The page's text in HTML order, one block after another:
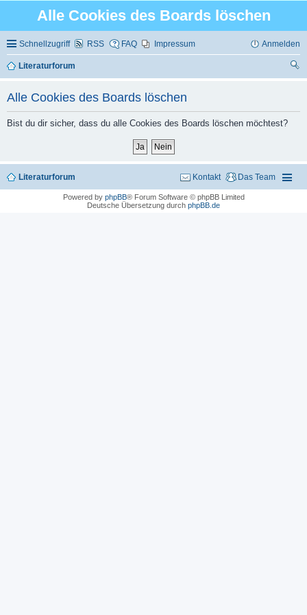
Alle Cookies des Boards löschen
Schnellzugriff RSS FAQ Impressum Anmelden
Literaturforum
Alle Cookies des Boards löschen
Bist du dir sicher, dass du alle Cookies des Boards löschen möchtest?
Literaturforum Das Team
Kontakt
Powered by phpBB® Forum Software © phpBB Limited
Deutsche Übersetzung durch phpBB.de